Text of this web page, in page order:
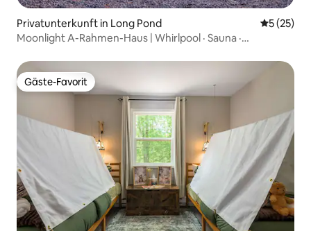
Privatunterkunft in Long Pond
5 (25)
Moonlight A-Rahmen-Haus | Whirlpool · Sauna ·
Gäste-Favorit
Gäste-Favorit